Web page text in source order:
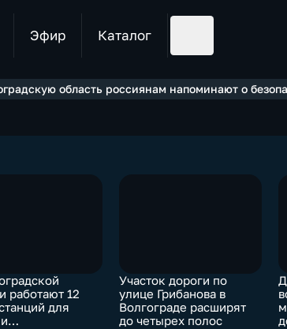
Эфир Каталог
область россиянам напоминают о
работают 12
для
Участок дороги по
улице Грибанова в
Волгограде расширят
до четырех полос